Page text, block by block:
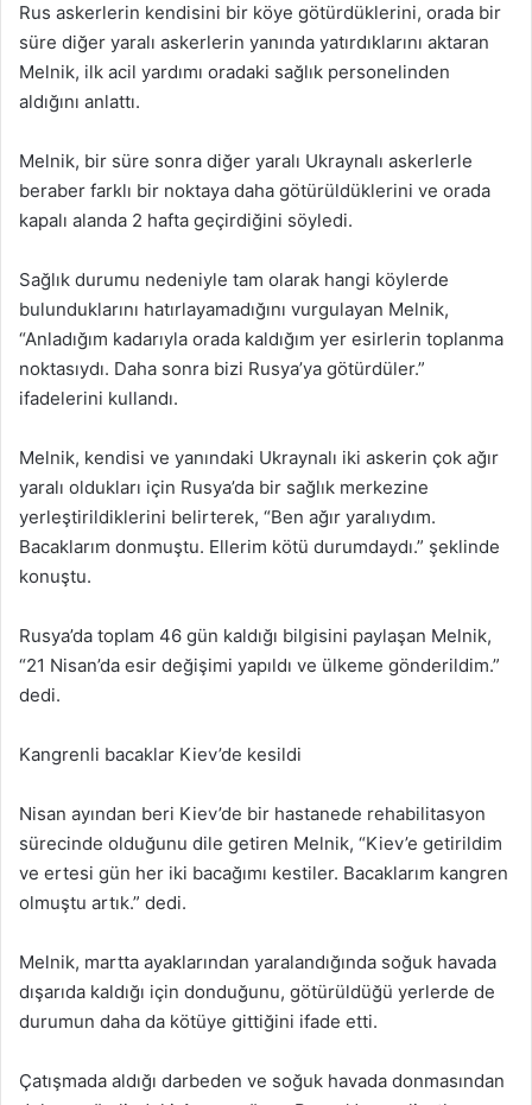
Rus askerlerin kendisini bir köye götürdüklerini, orada bir
süre diğer yaralı askerlerin yanında yatırdıklarını aktaran
Melnik, ilk acil yardımı oradaki sağlık personelinden
aldığını anlattı.
Melnik, bir süre sonra diğer yaralı Ukraynalı askerlerle
beraber farklı bir noktaya daha götürüldüklerini ve orada
kapalı alanda 2 hafta geçirdiğini söyledi.
Sağlık durumu nedeniyle tam olarak hangi köylerde
bulunduklarını hatırlayamadığını vurgulayan Melnik,
“Anladığım kadarıyla orada kaldığım yer esirlerin toplanma
noktasıydı. Daha sonra bizi Rusya’ya götürdüler.”
ifadelerini kullandı.
Melnik, kendisi ve yanındaki Ukraynalı iki askerin çok ağır
yaralı oldukları için Rusya’da bir sağlık merkezine
yerleştirildiklerini belirterek, “Ben ağır yaralıydım.
Bacaklarım donmuştu. Ellerim kötü durumdaydı.” şeklinde
konuştu.
Rusya’da toplam 46 gün kaldığı bilgisini paylaşan Melnik,
“21 Nisan’da esir değişimi yapıldı ve ülkeme gönderildim.”
dedi.
Kangrenli bacaklar Kiev’de kesildi
Nisan ayından beri Kiev’de bir hastanede rehabilitasyon
sürecinde olduğunu dile getiren Melnik, “Kiev’e getirildim
ve ertesi gün her iki bacağımı kestiler. Bacaklarım kangren
olmuştu artık.” dedi.
Melnik, martta ayaklarından yaralandığında soğuk havada
dışarıda kaldığı için donduğunu, götürüldüğü yerlerde de
durumun daha da kötüye gittiğini ifade etti.
Çatışmada aldığı darbeden ve soğuk havada donmasından